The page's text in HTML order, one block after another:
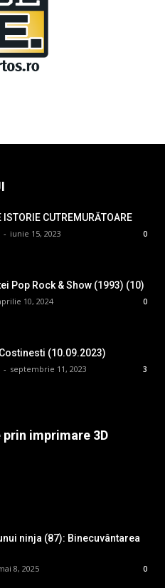
ISTORIE CUTREMURĂTOARE
- iunie 15, 2023 0
Pop Rock & Show (1993) (10)
10, 2024 0
(10.09.2023)
- septembrie 11, 2023 3
imprimare 3D
ninja (87): Binecuvântarea
8, 2025 0